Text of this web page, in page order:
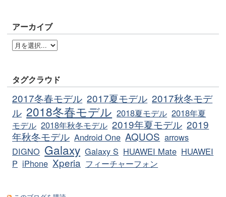
アーカイブ
タグクラウド
2017冬春モデル 2017夏モデル 2017秋冬モデ
ル 2018冬春モデル 2018夏モデル 2018年夏
モデル 2018年秋冬モデル 2019年夏モデル 2019
年秋冬モデル Android One AQUOS arrows
DIGNO Galaxy Galaxy S HUAWEI Mate HUAWEI
P iPhone Xperia フィーチャーフォン